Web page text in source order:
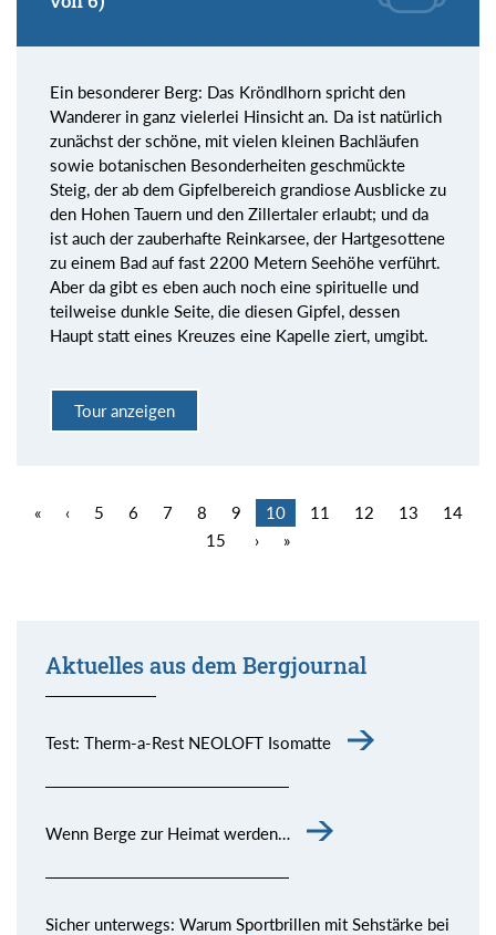
Ein besonderer Berg: Das Kröndlhorn spricht den
Wanderer in ganz vielerlei Hinsicht an. Da ist natürlich
zunächst der schöne, mit vielen kleinen Bachläufen
sowie botanischen Besonderheiten geschmückte
Steig, der ab dem Gipfelbereich grandiose Ausblicke zu
den Hohen Tauern und den Zillertaler erlaubt; und da
ist auch der zauberhafte Reinkarsee, der Hartgesottene
zu einem Bad auf fast 2200 Metern Seehöhe verführt.
Aber da gibt es eben auch noch eine spirituelle und
teilweise dunkle Seite, die diesen Gipfel, dessen
Haupt statt eines Kreuzes eine Kapelle ziert, umgibt.
Tour anzeigen
« ‹ 5 6 7 8 9 10 11 12 13
14
15
› »
Aktuelles aus dem Bergjournal
Test: Therm-a-Rest NEOLOFT Isomatte
Wenn Berge zur Heimat werden…
Sicher unterwegs: Warum Sportbrillen mit Sehstärke bei